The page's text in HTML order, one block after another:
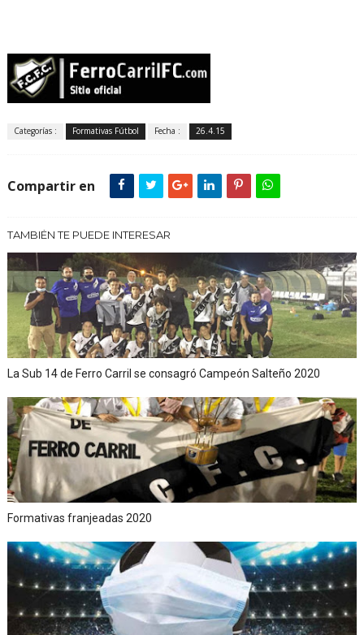
Categorías : Formativas Fútbol Fecha : 26.4.15
Compartir en
TAMBIÉN TE PUEDE INTERESAR
La Sub 14 de Ferro Carril se consagró Campeón Salteño 2020
Formativas franjeadas 2020